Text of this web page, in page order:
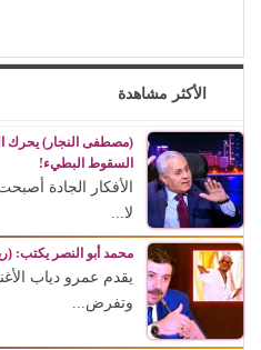
الأكثر مشاهدة
(مصطفى النجار) يحرك
السقوط البطيء!
الأفكار الجادة
لا...
محمد أبو النصر يكتب:
يقدم عمرو دياب
وتفرض...